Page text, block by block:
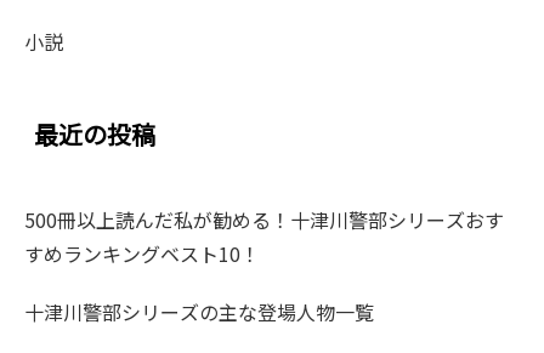
小説
最近の投稿
500冊以上読んだ私が勧める！十津川警部シリーズおす
すめランキングベスト10！
十津川警部シリーズの主な登場人物一覧